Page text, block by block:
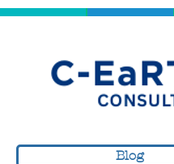
Blog